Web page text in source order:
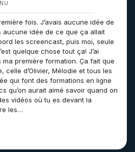
fois. J’avais aucune idée de
aucune idée de ce que ça allait
les screencast, puis moi, seule
quelque chose tout ça! J’ai
première formation. Ça fait que
celle d’Olivier, Mélodie et tous les
qui font des formations en ligne
qu’on aurait aimé savoir quand on
vidéos où tu es devant la
les…